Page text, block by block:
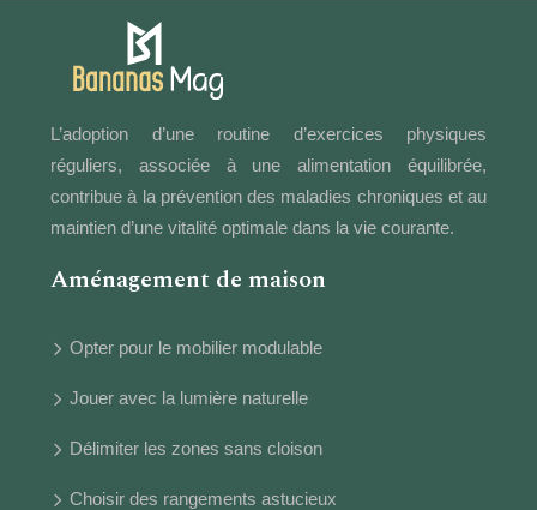
L’adoption d’une routine d’exercices physiques
réguliers, associée à une alimentation équilibrée,
contribue à la prévention des maladies chroniques et au
maintien d’une vitalité optimale dans la vie courante.
Aménagement de maison
Opter pour le mobilier modulable
Jouer avec la lumière naturelle
Délimiter les zones sans cloison
Choisir des rangements astucieux